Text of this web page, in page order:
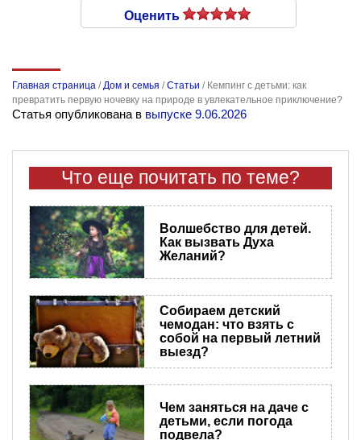
Оценить
Главная страница /Дом и семья /Статьи / Кемпинг с детьми: как
превратить первую ночевку на природе в увлекательное приключение?
Статья опубликована в выпуске 9.06.2026
Что еще почитать по теме?
Волшебство для детей.
Как вызвать Духа
Желаний?
Собираем детский
чемодан: что взять с
собой на первый летний
выезд?
Чем заняться на даче с
детьми, если погода
подвела?